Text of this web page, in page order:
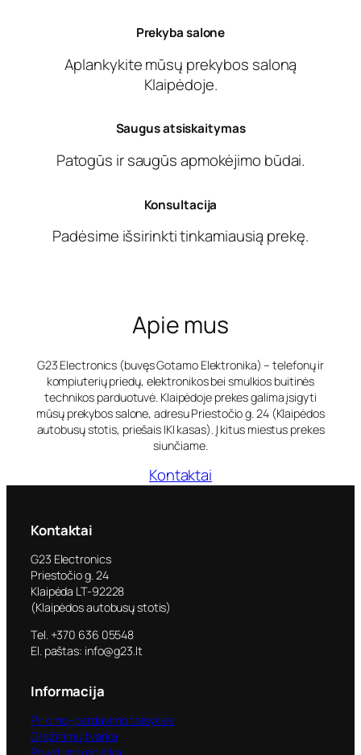
Prekyba salone
Aplankykite mūsų prekybos saloną
Klaipėdoje.
Saugus atsiskaitymas
Patogūs ir saugūs apmokėjimo būdai.
Konsultacija
Padėsime išsirinkti tinkamiausią prekę.
Apie mus
G23 Electronics (buvęs Gotamo Elektronika) – telefonų ir
kompiuterių priedų, elektronikos bei smulkios buitinės
technikos parduotuvė. Klaipėdoje prekes galima įsigyti
mūsų prekybos salone, adresu Priestočio g. 24 (Klaipėdos
autobusų stotis, priešais IKI kasas). Į kitus miestus prekes
siunčiame.
Kontaktai
Kontaktai
G23 Electronics
Priestočio g. 24
Klaipėda LT-92228
(Klaipėdos autobusų stotis)
Tel. +370 636 05548
El. paštas: info@g23.lt
Informacija
Pirkimo–pardavimo taisyklės
Grąžinimų tvarka